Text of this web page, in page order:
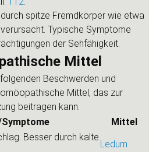
spitze Fremdkörper wie etwa
Typische Symptome
der Sehfähigkeit.
Mittel
Beschwerden und
Mittel, das zur
beitragen kann.
Mittel
Besser durch kalte
Ledum